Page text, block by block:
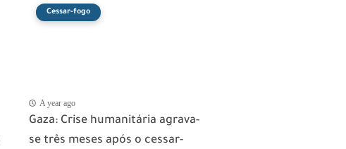
Cessar-fogo
A year ago
Gaza: Crise humanitária agrava-
se três meses após o cessar-